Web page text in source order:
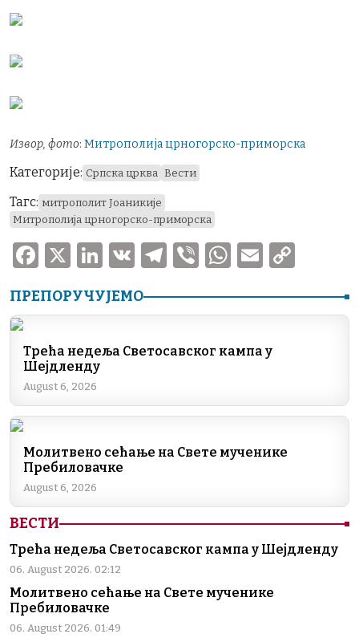
Извор, фото: Митрополија црногорско-приморска
Категорије: Српска црква Вести
Тагс: митрополит Јоаникије
Митрополија црногорско-приморска
F
c
b
o
o
X
Li
k
dI
V
T
e
a
V
er
W
at
A
p
E
ai p
k
ПРЕПОРУЧУЈЕМО
Трећа недеља Светосавског кампа у
Шејдленду
August 6, 2026
Молитвено сећање на Свете мученике
Пребиловачке
August 6, 2026
ВЕСТИ
Трећа недеља Светосавског кампа у Шејдленду
06. August 2026. 02:12
Молитвено сећање на Свете мученике
Пребиловачке
06. August 2026. 01:49